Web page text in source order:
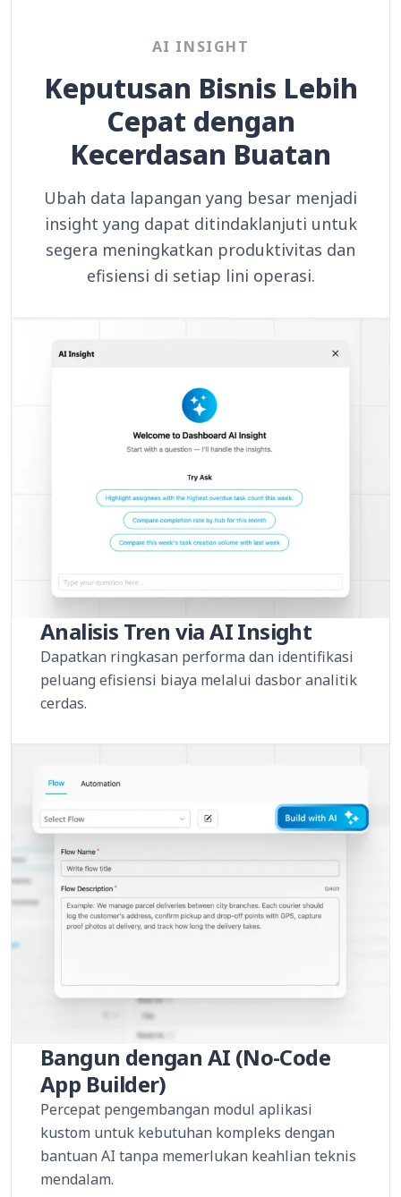
AI INSIGHT
Keputusan Bisnis Lebih
Cepat dengan
Kecerdasan Buatan
Ubah data lapangan yang besar menjadi
insight yang dapat ditindaklanjuti untuk
segera meningkatkan produktivitas dan
efisiensi di setiap lini operasi.
Analisis Tren via AI Insight
Dapatkan ringkasan performa dan identifikasi
peluang efisiensi biaya melalui dasbor analitik
cerdas.
Bangun dengan AI (No-Code
App Builder)
Percepat pengembangan modul aplikasi
kustom untuk kebutuhan kompleks dengan
bantuan AI tanpa memerlukan keahlian teknis
mendalam.